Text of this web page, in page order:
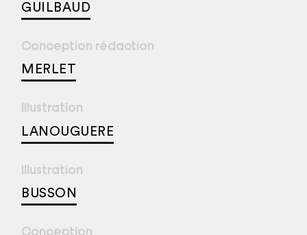
GUILBAUD
Conception rédaction
MERLET
Illustration
LANOUGUERE
Illustration
BUSSON
Conception